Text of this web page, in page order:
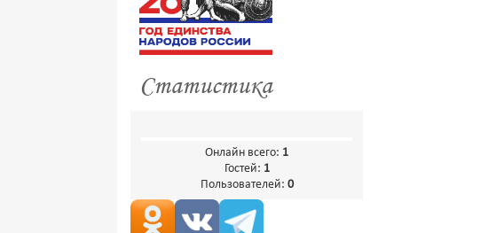
Статистика
Онлайн всего: 1
Гостей: 1
Пользователей: 0